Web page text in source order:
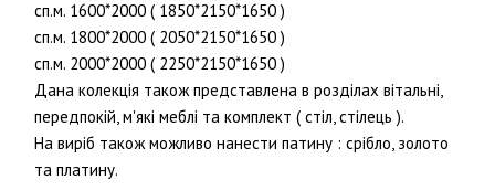
сп.м. 1600*2000 ( 1850*2150*1650 )
сп.м. 1800*2000 ( 2050*2150*1650 )
сп.м. 2000*2000 ( 2250*2150*1650 )
Дана колекція також представлена в розділах вітальні,
передпокій, м'які меблі такомплект ( стіл, стілець ).
На виріб також можливо нанести патину : срібло, золото
та платину.